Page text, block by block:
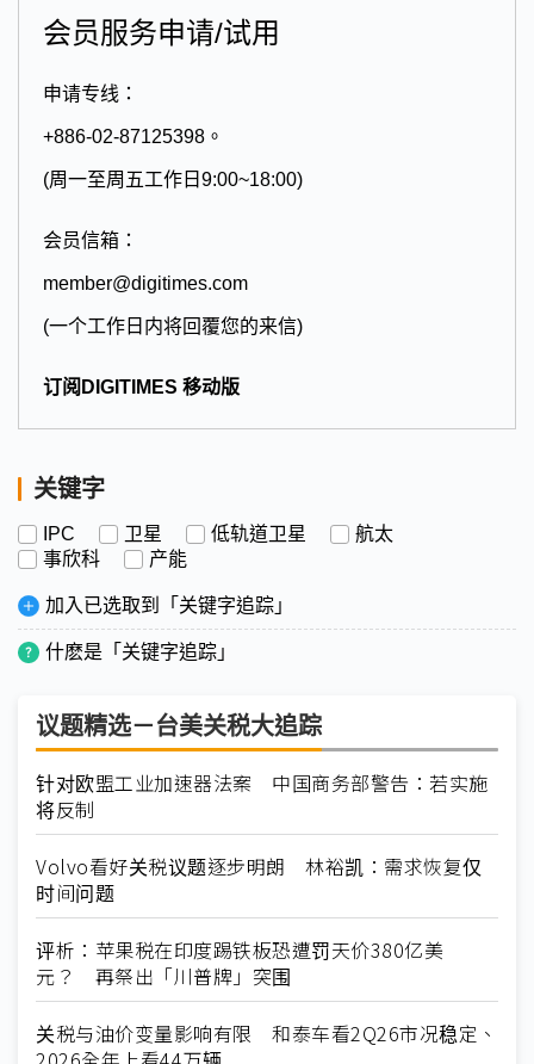
会员服务申请/试用
申请专线：
+886-02-87125398。
(周一至周五工作日9:00~18:00)
会员信箱：
member@digitimes.com
(一个工作日内将回覆您的来信)
订阅DIGITIMES 移动版
关键字
IPC 卫星 低轨道卫星
航太
事欣科
产能
加入已选取到「关键字追踪」
什麽是「关键字追踪」
议题精选－台美关税大追踪
针对欧盟工业加速器法案 中国商务部警告：若实施
将反制
Volvo看好关税议题逐步明朗 林裕凯：需求恢复仅
时间问题
评析：苹果税在印度踢铁板恐遭罚天价380亿美
元？ 再祭出「川普牌」突围
关税与油价变量影响有限 和泰车看2Q26市况稳定、